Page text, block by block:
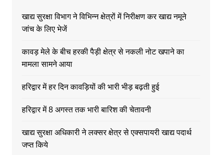
खाद्य सुरक्षा विभाग ने विभिन्न क्षेत्रों में निरीक्षण कर खाद्य नमूने
जांच के लिए भेजें
कावड़ मेले के बीच हरकी पैड़ी क्षेत्र से नकली नोट खपाने का
मामला सामने आया
हरिद्वार में हर दिन कावड़ियों की भारी भीड़ बढ़ती हुई
हरिद्वार में 8 अगस्त तक भारी बारिश की चेतावनी
खाद्य सुरक्षा अधिकारी ने लक्सर क्षेत्र से एक्सपायरी खाद्य पदार्थ
जप्त किये